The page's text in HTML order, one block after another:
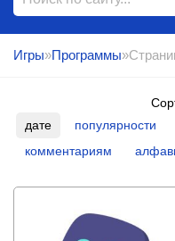
Игры»Программы
дате
популярности
комментариям